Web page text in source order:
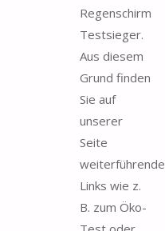
Regenschirm
Testsieger.
Aus diesem
Grund finden
Sie auf
unserer
Seite
weiterführende
Links wie z.
B. zum Öko-